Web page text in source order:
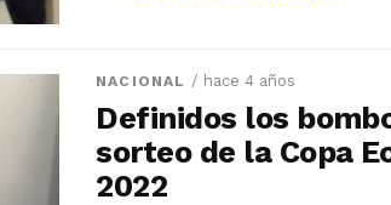
NACIONAL / hace 4 años
Definidos los
sorteo de la Copa
2022